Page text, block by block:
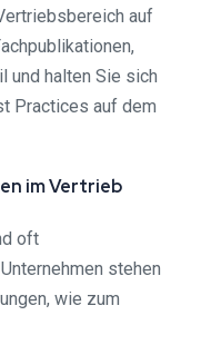
auf
und halten Sie sich
Practices auf dem
im Vertrieb
oft
stehen
wie zum